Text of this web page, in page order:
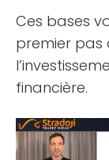
Ces bases
premier pas
financière.